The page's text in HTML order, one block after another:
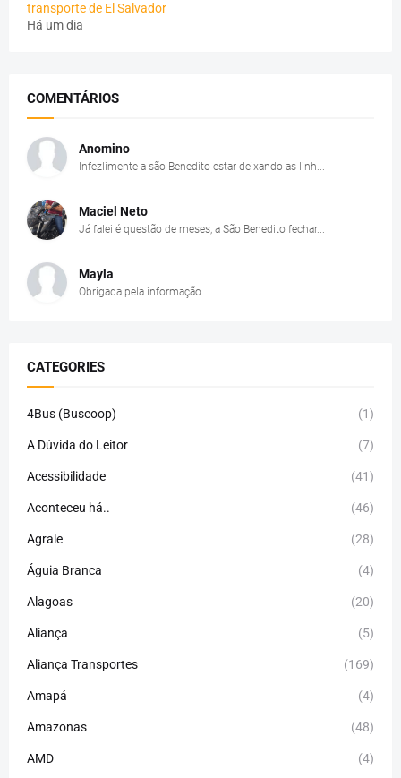
transporte de El Salvador
Há um dia
COMENTÁRIOS
Anomino
Infezlimente a são Benedito estar deixando as linh...
Maciel Neto
Já falei é questão de meses, a São Benedito fechar...
Mayla
Obrigada pela informação.
CATEGORIES
4Bus (Buscoop) (1)
A Dúvida do Leitor (7)
Acessibilidade (41)
Aconteceu há.. (46)
Agrale (28)
Águia Branca (4)
Alagoas (20)
Aliança (5)
Aliança Transportes (169)
Amapá (4)
Amazonas (48)
AMD (4)